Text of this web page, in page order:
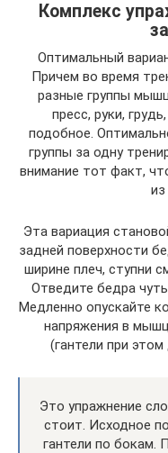
Комплекс
Оптимальный
Причем во время
разные группы
пресс, руки,
подобное.
группы за одну
внимание тот факт,
из
Эта вариация
задней поверхности
ширине плеч, ступни
Отведите бедра
Медленно опускайте
напряжения в
(гантели при
Это упражнение
стоит. Исходное
гантели по бокам.